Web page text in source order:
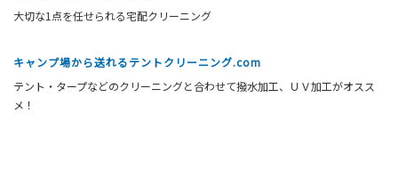
大切な1点を任せられる宅配クリーニング
キャンプ場から送れるテントクリーニング.com
テント・タープなどのクリーニングと合わせて撥水加工、ＵＶ加工がオスス
メ！